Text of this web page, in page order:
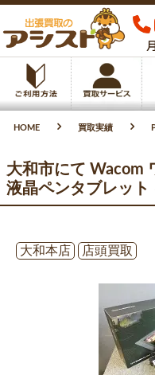
HOME 買取実績
大和市にて Wacom
液晶ペンタブレット
大和本店
店頭買取